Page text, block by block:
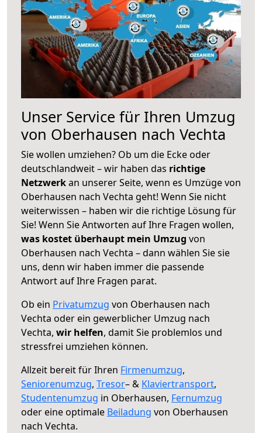
Unser Service für Ihren Umzug
von Oberhausen nach Vechta
Sie wollen umziehen? Ob um die Ecke oder
deutschlandweit – wir haben das richtige
Netzwerkan unserer Seite, wenn es Umzüge von
Oberhausen nach Vechta geht! Wenn Sie nicht
weiterwissen – haben wir die richtige Lösung für
Sie! Wenn Sie Antworten auf Ihre Fragen wollen,
was kostet überhaupt mein Umzug von
Oberhausen nach Vechta – dann wählen Sie sie
uns, denn wir haben immer die passende
Antwort auf Ihre Fragen parat.
Ob ein Privatumzug von Oberhausen nach
Vechta oder ein gewerblicher Umzug nach
Vechta, wir helfen, damit Sie problemlos und
stressfrei umziehen können.
Allzeit bereit für Ihren Firmenumzug,
Seniorenumzug, Tresor– & Klaviertransport,
Studentenumzug in Oberhausen, Fernumzug
oder eine optimale Beiladung von Oberhausen
nach Vechta.